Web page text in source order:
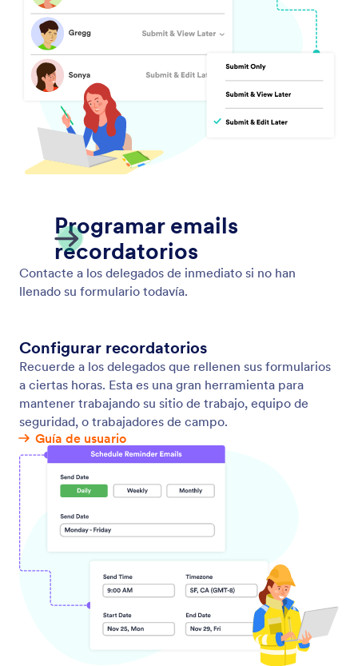
Jotform
Haga un Formulario
Mi espacio de trabajo
Precios
Jotform Enterprise
Ejemplos
Ventajas
Herramientas
Herramientas IA
Plantillas
Temas de formulario
Widgets para formularios
Integraciones
Soporte
Contáctenos
Guía de usuario
Ayuda
Academia Jotform
Webinarios
Podcasts
Servicios Profesionales
Reportar Abuso
Compañía
Acerca de nosotros
Datos de Jotform para IA
Kit de medios
En las noticias
Boletines
Alianzas
Blog
Historias de Clientes